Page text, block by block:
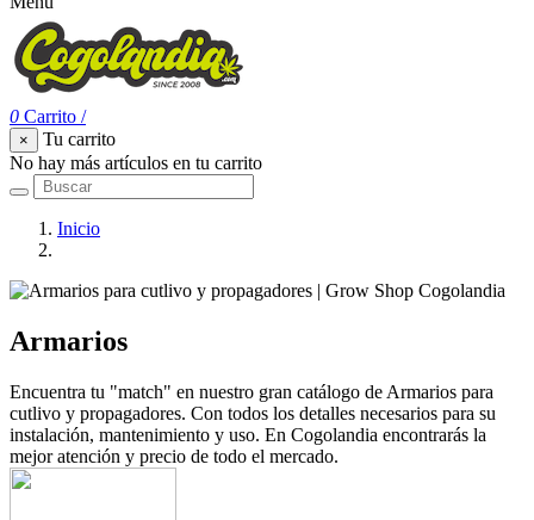
0 Carrito /
×
Tu carrito
No hay más artículos en tu carrito
Inicio
Armarios
Encuentra tu "match" en nuestro gran catálogo de Armarios para
cutlivo y propagadores. Con todos los detalles necesarios para su
instalación, mantenimiento y uso. En Cogolandia encontrarás la
mejor atención y precio de todo el mercado.